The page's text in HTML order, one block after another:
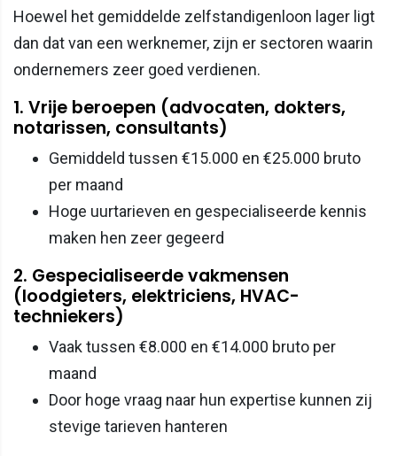
Hoewel het gemiddelde zelfstandigenloon lager ligt
dan dat van een werknemer, zijn er sectoren waarin
ondernemers zeer goed verdienen.
1. Vrije beroepen (advocaten, dokters,
notarissen, consultants)
Gemiddeld tussen €15.000 en €25.000 bruto
per maand
Hoge uurtarieven en gespecialiseerde kennis
maken hen zeer gegeerd
2. Gespecialiseerde vakmensen
(loodgieters, elektriciens, HVAC-
techniekers)
Vaak tussen €8.000 en €14.000 bruto per
maand
Door hoge vraag naar hun expertise kunnen zij
stevige tarieven hanteren